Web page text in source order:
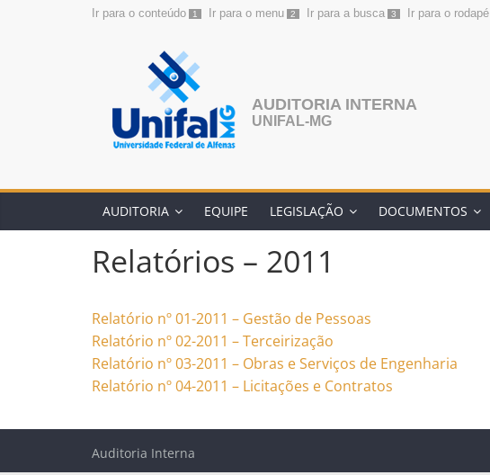
Ir para o conteúdo 1 Ir para o menu 2 Ir para a busca 3 Ir para o rodapé
AUDITORIA INTERNA
UNIFAL-MG
AUDITORIA EQUIPE LEGISLAÇÃO DOCUMENTOS
Relatórios – 2011
Relatório nº 01-2011 – Gestão de Pessoas
Relatório nº 02-2011 – Terceirização
Relatório nº 03-2011 – Obras e Serviços de Engenharia
Relatório nº 04-2011 – Licitações e Contratos
Auditoria Interna